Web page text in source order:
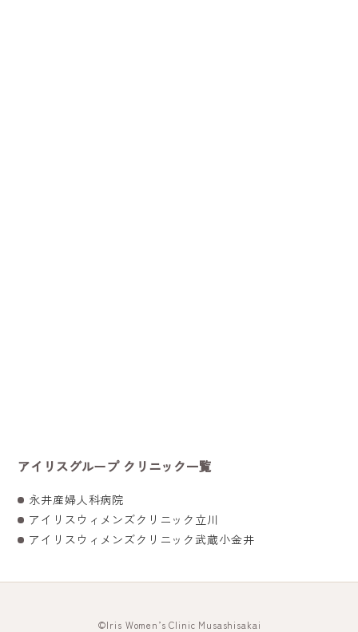
アイリスグループ クリニック一覧
永井産婦人科病院
アイリスウィメンズクリニック立川
アイリスウィメンズクリニック武蔵小金井
©Iris Women’s Clinic Musashisakai